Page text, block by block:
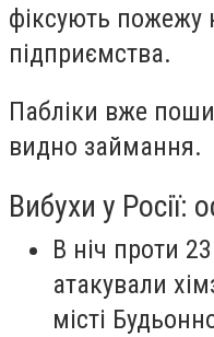
фіксують пожежу
підприємства.
Пабліки вже
видно займання.
Вибухи у Росії:
В ніч проти
атакували
місті